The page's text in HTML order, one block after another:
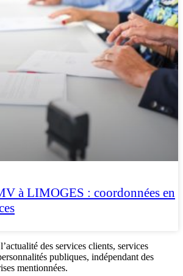
à LIMOGES : coordonnées en
des services clients, services
publiques, indépendant des
mentionnées.